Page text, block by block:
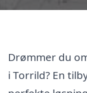
Drømmer du
i Torrild? En